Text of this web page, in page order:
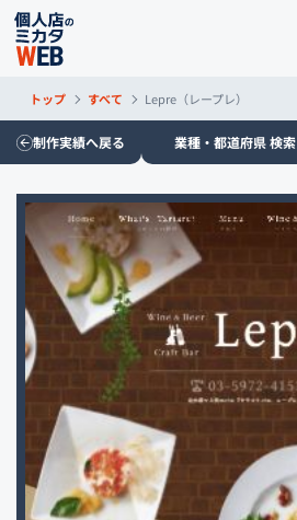
トップ すべて Lepre（レープレ）
制作実績へ戻る 業種・都道府県 検索